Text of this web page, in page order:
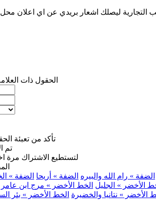
ليصلك اشعار بريدي عن اي اعلان محل
الحقول ذات
تأكد من تعبئة
تم
لتستطيع الاشتراك مرة
الضفة » رام الله والبيره الضفة » أريحا الضفة »
الأخضر » الجليل الخط الأخضر » مرج ابن عامر
الأخضر » نتانيا والخضيرة الخط الأخضر » بئر